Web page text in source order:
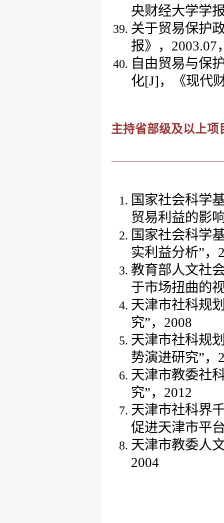
央财经大学学
关于贸易保护
报》，2003.07
自由贸易与保
化[J]，
《现代
主持省部级及以上项
国家社会科学
贸易利益的影
国家社会科学
实利益分析”，
教育部人文社
于市场扭曲的
天津市社科规
究”， 2008
天津市社科规
势演进研究”，
天津市教委社
究”， 2012
天津市社科界
促进天津市平
天津市教委人
2004